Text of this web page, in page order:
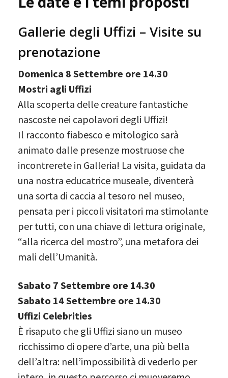
Gallerie degli Uffizi – Visite su
prenotazione
Domenica 8 Settembre ore 14.30
Mostri agli Uffizi
Alla scoperta delle creature fantastiche
nascoste nei capolavori degli Uffizi!
Il racconto fiabesco e mitologico sarà
animato dalle presenze mostruose che
incontrerete in Galleria! La visita, guidata da
una nostra educatrice museale, diventerà
una sorta di caccia al tesoro nel museo,
pensata per i piccoli visitatori ma stimolante
per tutti, con una chiave di lettura originale,
“alla ricerca del mostro”, una metafora dei
mali dell’Umanità.
Sabato 7 Settembre ore 14.30
Sabato 14 Settembre ore 14.30
Uffizi Celebrities
È risaputo che gli Uffizi siano un museo
ricchissimo di opere d’arte, una più bella
dell’altra: nell’impossibilità di vederlo per